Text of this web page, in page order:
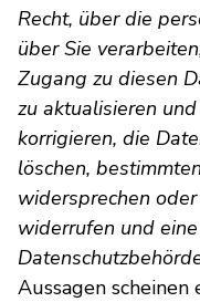
Recht, über die
über Sie
Zugang zu diesen
zu aktualisieren
korrigieren, die
löschen,
widersprechen
widerrufen und
Aussagen